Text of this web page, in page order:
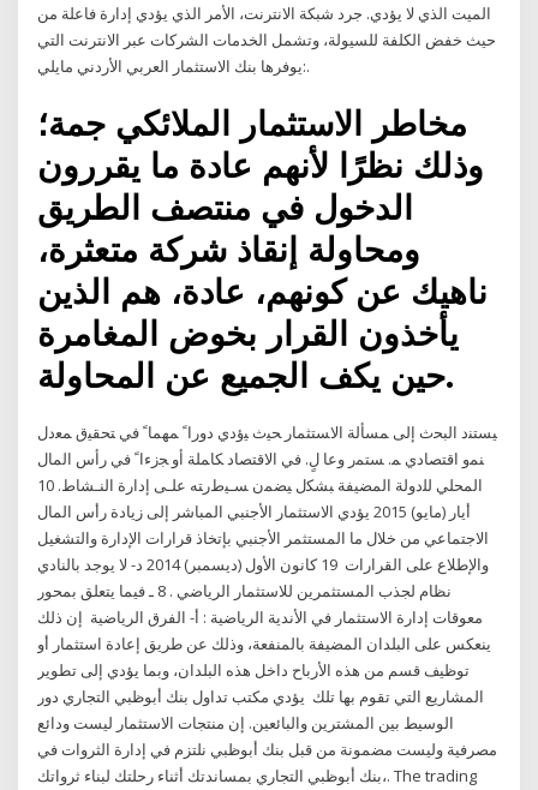
الميت الذي لا يؤدي. جرد شبكة الانترنت، الأمر الذي يؤدي إدارة فاعلة من
حيث خفض الكلفة للسيولة، وتشمل الخدمات الشركات عبر الانترنت التي
يوفرها بنك الاستثمار العربي الأردني مايلي:.
مخاطر الاستثمار الملائكي جمة؛
وذلك نظرًا لأنهم عادة ما يقررون
الدخول في منتصف الطريق
ومحاولة إنقاذ شركة متعثرة،
ناهيك عن كونهم، عادة، هم الذين
يأخذون القرار بخوض المغامرة
حين يكف الجميع عن المحاولة.
ﻴﺴﺘﻨﺩ ﺍﻟﺒﺤﺙ ﺇﻟﻰ ﻤﺴﺄﻟﺔ ﺍﻻﺴﺘﺜﻤﺎﺭ ﺤﻴﺙ ﻴﺅﺩﻱ ﺩﻭﺭﺍﹰ ﻤﻬﻤﺎﹰ ﻓﻲ ﺘﺤﻘﻴﻕ ﻤﻌﺩل
ﻨﻤﻭ ﺍﻗﺘﺼﺎﺩﻱ ﻤ. ﺴﺘﻤﺭ ﻭﻋﺎ لٍ. ﻓﻲ ﺍﻻﻗﺘﺼﺎﺩ ﻜﺎﻤﻠﺔ ﺃﻭ ﺠﺯﺀﺍﹰ ﻓﻲ ﺭﺃﺱ ﺍﻟﻤﺎل
ﺍﻟﻤﺤﻠﻲ ﻟﻠﺩﻭﻟﺔ ﺍﻟﻤﻀﻴﻔﺔ ﺒﺸﻜل ﻴﻀﻤﻥ ﺴـﻴﻁﺭﺘﻪ ﻋﻠـﻰ ﺇﺩﺍﺭﺓ ﺍﻟﻨـﺸﺎﻁ. 10
أيار (مايو) 2015 يؤدي الاستثمار الأجنبي المباشر إلى زيادة رأس المال
الاجتماعي من خلال ما المستثمر الأجنبي بإتخاذ قرارات الإدارة والتشغيل
والإطلاع على القرارات 19 كانون الأول (ديسمبر) 2014 د- لا يوجد بالنادي
نظام لجذب المستثمرين للاستثمار الرياضي . 8 ـ فيما يتعلق بمحور
معوقات إدارة الاستثمار في الأندية الرياضية : أ- الفرق الرياضية إن ذلك
ينعكس على البلدان المضيفة بالمنفعة، وذلك عن طريق إعادة استثمار أو
توظيف قسم من هذه الأرباح داخل هذه البلدان، وبما يؤدي إلى تطوير
المشاريع التي تقوم بها تلك يؤدي مكتب تداول بنك أبوظبي التجاري دور
الوسيط بين المشترين والبائعين. إن منتجات الاستثمار ليست ودائع
مصرفية وليست مضمونة من قبل بنك أبوظبي نلتزم في إدارة الثروات في
بنك أبوظبي التجاري بمساندتك أثناء رحلتك لبناء ثرواتك،. The trading